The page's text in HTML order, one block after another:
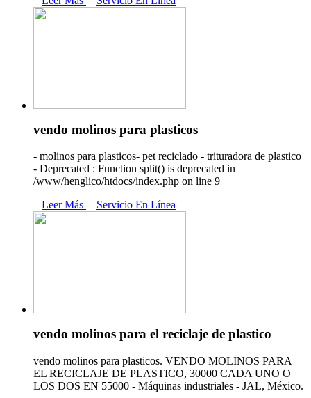
vendo molinos para plasticos
- molinos para plasticos- pet reciclado - trituradora de plastico
- Deprecated : Function split() is deprecated in
/www/henglico/htdocs/index.php on line 9
Leer Más
Servicio En Línea
vendo molinos para el reciclaje de plastico
vendo molinos para plasticos. VENDO MOLINOS PARA
EL RECICLAJE DE PLASTICO, 30000 CADA UNO O
LOS DOS EN 55000 - Máquinas industriales - JAL, México.